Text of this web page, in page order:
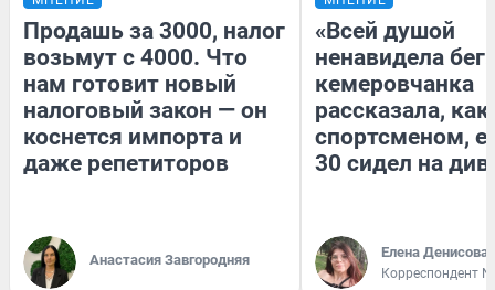
Продашь за 3000, налог
возьмут с 4000. Что
нам готовит новый
налоговый закон — он
коснется импорта и
даже репетиторов
Анастасия Завгородняя
«Всей душой
ненавидела
кемеровчанка
рассказала, как
спортсменом,
30 сидел на
Елена Денисова
Корреспондент